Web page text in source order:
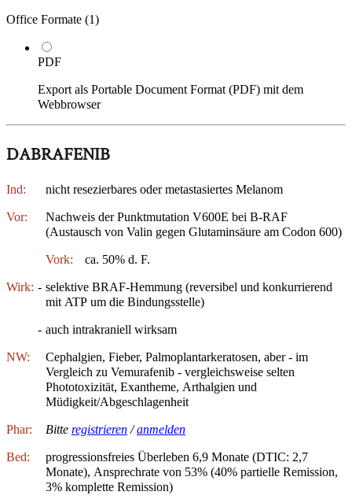
Office Formate (1)
PDF
Export als Portable Document Format (PDF) mit dem
Webbrowser
DABRAFENIB
Ind: nicht resezierbares oder metastasiertes Melanom
Vor:
Nachweis der Punktmutation V600E bei B-RAF
(Austausch von Valin gegen Glutaminsäure am Codon 600)
Vork: ca. 50% d. F.
Wirk: - selektive BRAF-Hemmung (reversibel und konkurrierend
mit ATP um die Bindungsstelle)
- auch intrakraniell wirksam
NW:
Cephalgien, Fieber, Palmoplantarkeratosen, aber - im
Vergleich zu Vemurafenib - vergleichsweise selten
Phototoxizität, Exantheme, Arthalgien und
Müdigkeit/Abgeschlagenheit
Phar: Bitte registrieren /anmelden
Bed:
progressionsfreies Überleben 6,9 Monate (DTIC: 2,7
Monate), Ansprechrate von 53% (40% partielle Remission,
3% komplette Remission)